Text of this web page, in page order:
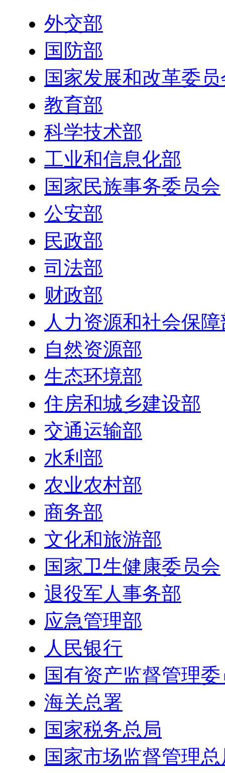
外交部
国防部
国家发展和改革委
教育部
科学技术部
工业和信息化部
国家民族事务委员会
公安部
民政部
司法部
财政部
人力资源和社会保
自然资源部
生态环境部
住房和城乡建设部
交通运输部
水利部
农业农村部
商务部
文化和旅游部
国家卫生健康委员会
退役军人事务部
应急管理部
人民银行
国有资产监督管理
海关总署
国家税务总局
国家市场监督管理